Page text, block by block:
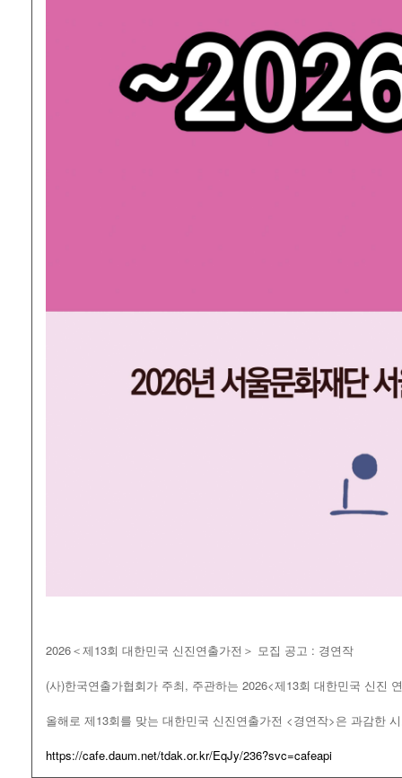
2026＜제13회 대한민국 신진연출가전＞ 모집 공고 : 경연작
(사)한국연출가협회가 주최, 주관하는 2026<제13회 대한민국 신진
올해로 제13회를 맞는 대한민국 신진연출가전 <경연작>은 과감한
https://cafe.daum.net/tdak.or.kr/EqJy/236?svc=cafeapi